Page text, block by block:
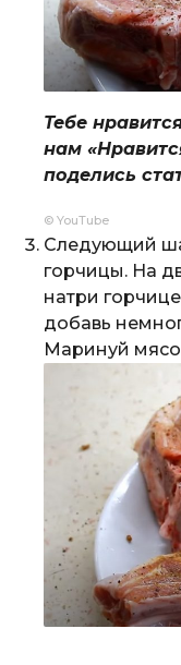
Тебе
нам
поделись
© YouTube
Следующий
горчицы. На
натри
добавь
Маринуй мясо